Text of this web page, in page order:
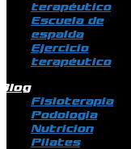
terapéutico
Escuela de
espalda
Ejercicio
terapéutico
Fisioterapia
Podologia
Nutricion
Pilates